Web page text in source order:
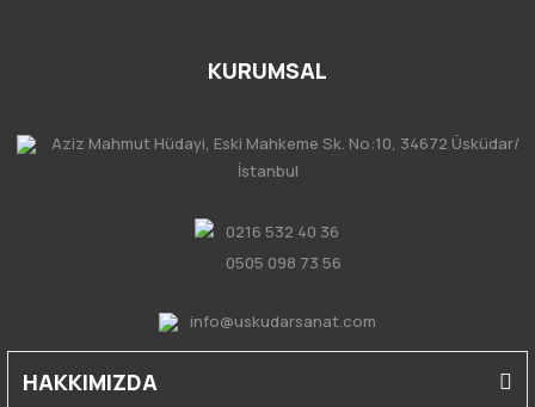
KURUMSAL
Aziz Mahmut Hüdayi, Eski Mahkeme Sk. No:10, 34672 Üsküdar/
İstanbul
0216 532 40 36
0505 098 73 56
info@uskudarsanat.com
HAKKIMIZDA